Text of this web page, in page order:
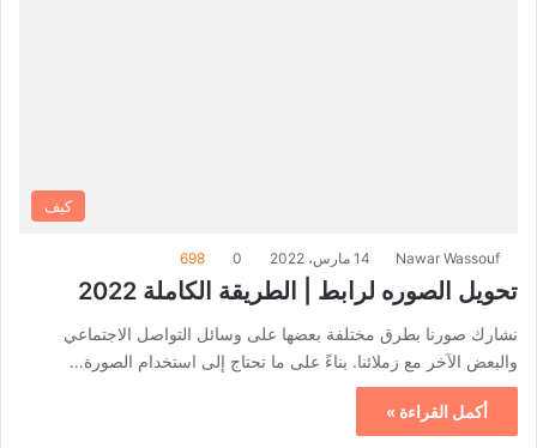
كيف
Nawar Wassouf 14 مارس، 2022 0
698
تحويل الصوره لرابط | الطريقة الكاملة 2022
نشارك صورنا بطرق مختلفة بعضها على وسائل التواصل الاجتماعي
والبعض الآخر مع زملائنا. بناءً على ما تحتاج إلى استخدام الصورة…
أكمل القراءة »